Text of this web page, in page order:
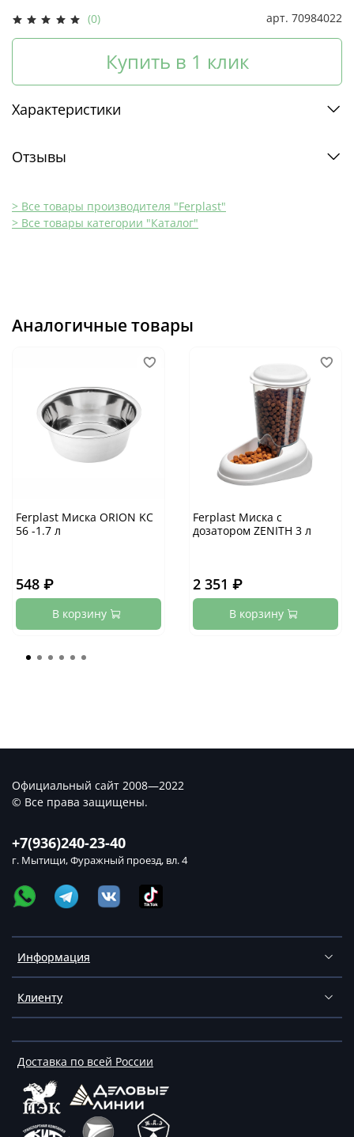
(0) арт. 70984022
Купить в 1 клик
Характеристики
Отзывы
> Все товары производителя "Ferplast"
> Все товары категории "Каталог"
Аналогичные товары
Ferplast Миска ORION KC
56 -1.7 л
548 ₽
В корзину
Ferplast Миска с
дозатором ZENITH 3 л
2 351 ₽
В корзину
Информация
Клиенту
Доставка по всей России
+7(936)240-23-40
г. Мытищи, Фуражный проезд, вл. 4
Официальный сайт 2008—2022
© Все права защищены.